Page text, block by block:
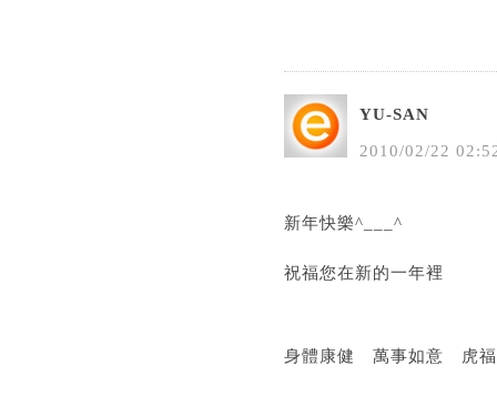
YU-SAN
2010/02/22 02:
新年快樂^___^
祝福您在新的一年裡
身體康健 萬事如意 虎福